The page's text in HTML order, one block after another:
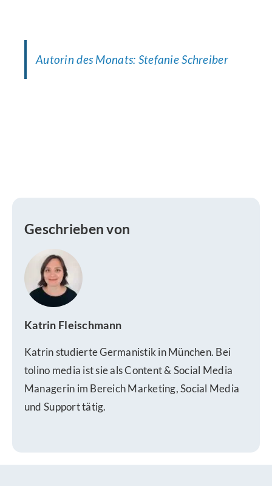
Autorin des Monats: Stefanie Schreiber
Geschrieben von
Katrin Fleischmann
Katrin studierte Germanistik in München. Bei
tolino media ist sie als Content & Social Media
Managerin im Bereich Marketing, Social Media
und Support tätig.